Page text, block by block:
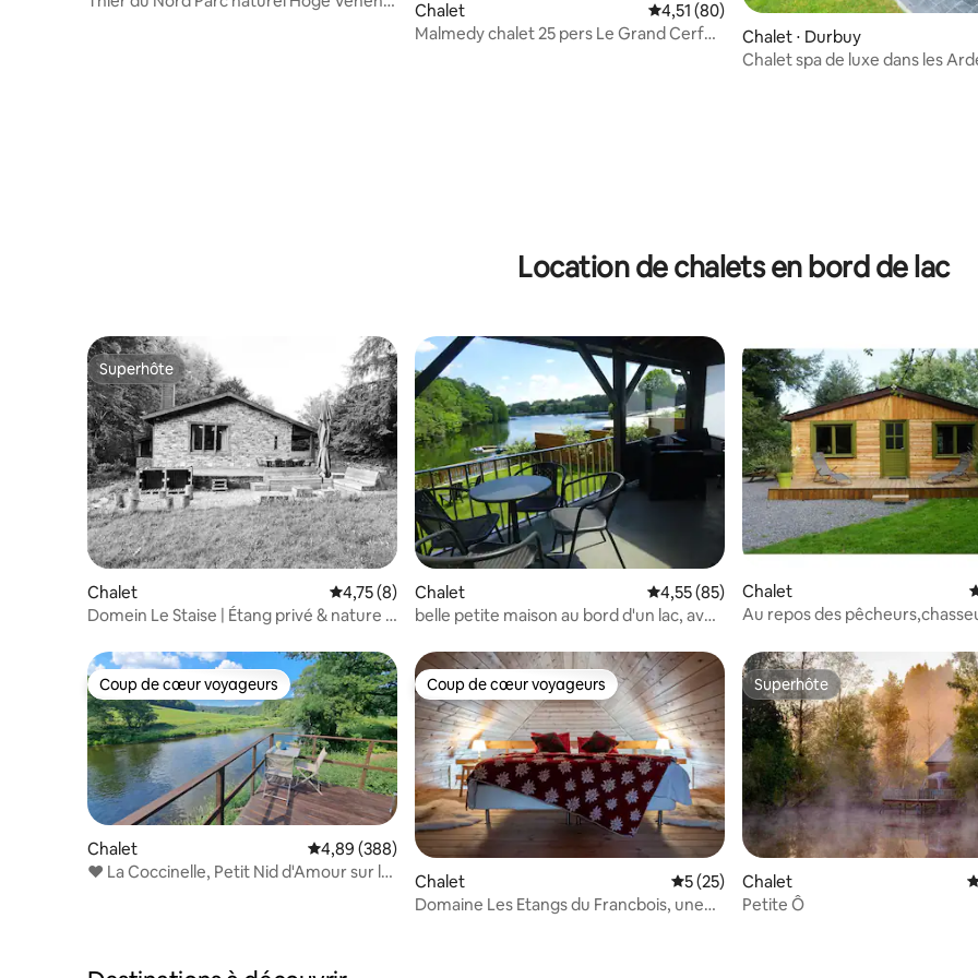
Chalet Évaluation moyenne sur la base de 80
4,51 (80)
Malmedy chalet 25 pers Le Grand Cerf
Chalet ⋅ Durbuy
Chalet spa de luxe dans les
Location de chalets en bord de lac
Superhôte
Superhôte
Chalet Évaluation moyenne sur la base de 8 commentaires : 4,75 sur 5
4,75 (8)
Domein Le Staise | Étang privé & nature |
Chalet Évaluation moyenne sur la base de 85
4,55 (85)
belle petite maison au bord d'un lac, avec
Chalet
Au repos des
Coup de cœur voyageurs
Coup de cœur voyageurs
Chalet Évaluation moyenne sur la base de 388 commentaires : 4,89 sur 5
4,89 (388)
❤️ La Coccinelle, Petit Nid d'Amour sur la
Coup de cœur voyageurs
Coup de cœur voyageurs
Chalet Évaluation moyenne sur la base de 25
5 (25)
Domaine Les Etangs du Francbois, une
Superhôte
Superhôte
Chalet
Petite Ô